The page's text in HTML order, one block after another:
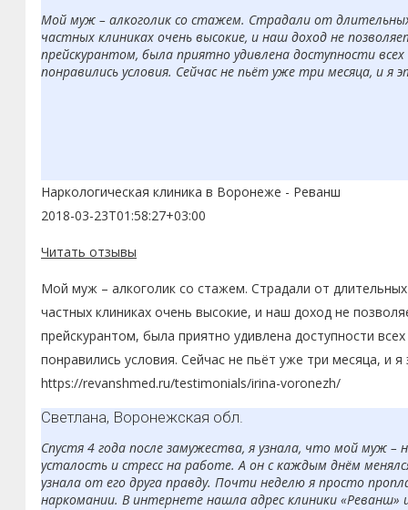
Мой муж – алкоголик со стажем. Страдали от
частных клиниках очень высокие, и наш доход не
прейскурантом, была приятно удивлена доступности
понравились условия. Сейчас не пьёт уже три месяца, и
Наркологическая клиника в Воронеже - Реванш
2018-03-23T01:58:27+03:00
Читать отзывы
Мой муж – алкоголик со стажем. Страдали от
частных клиниках очень высокие, и наш доход не
прейскурантом, была приятно удивлена доступности
понравились условия. Сейчас не пьёт уже три месяца, и
https://revanshmed.ru/testimonials/irina-voronezh/
Светлана, Воронежская обл.
Спустя 4 года после замужества, я узнала, что мой муж –
усталость и стресс на работе. А он с каждым днём
узнала от его друга правду. Почти неделю я просто
наркомании. В интернете нашла адрес клиники